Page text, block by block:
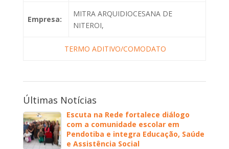
Empresa:
MITRA ARQUIDIOCESANA DE
NITEROI,
TERMO ADITIVO/COMODATO
Últimas Notícias
Escuta na Rede fortalece diálogo
com a comunidade escolar em
Pendotiba e integra Educação, Saúde
e Assistência Social